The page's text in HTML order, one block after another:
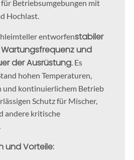
Betriebsumgebungen mit
Hochlast.
entworfenstabiler
und
der Ausrüstung. Es
hohen Temperaturen,
und kontinuierlichem Betrieb
Schutz für Mischer,
andere kritische
und Vorteile: